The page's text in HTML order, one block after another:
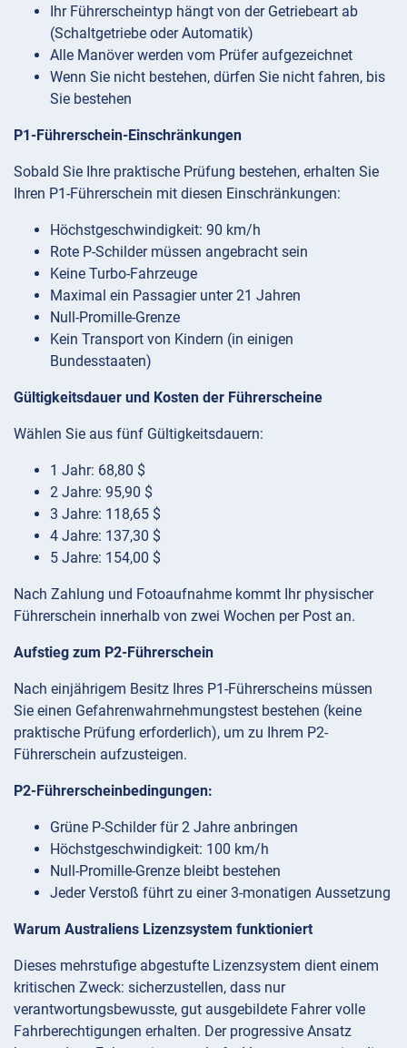
Ihr Führerscheintyp hängt von der Getriebeart ab
(Schaltgetriebe oder Automatik)
Alle Manöver werden vom Prüfer aufgezeichnet
Wenn Sie nicht bestehen, dürfen Sie nicht fahren, bis
Sie bestehen
P1-Führerschein-Einschränkungen
Sobald Sie Ihre praktische Prüfung bestehen, erhalten Sie
Ihren P1-Führerschein mit diesen Einschränkungen:
Höchstgeschwindigkeit: 90 km/h
Rote P-Schilder müssen angebracht sein
Keine Turbo-Fahrzeuge
Maximal ein Passagier unter 21 Jahren
Null-Promille-Grenze
Kein Transport von Kindern (in einigen
Bundesstaaten)
Gültigkeitsdauer und Kosten der Führerscheine
Wählen Sie aus fünf Gültigkeitsdauern:
1 Jahr: 68,80 $
2 Jahre: 95,90 $
3 Jahre: 118,65 $
4 Jahre: 137,30 $
5 Jahre: 154,00 $
Nach Zahlung und Fotoaufnahme kommt Ihr physischer
Führerschein innerhalb von zwei Wochen per Post an.
Aufstieg zum P2-Führerschein
Nach einjährigem Besitz Ihres P1-Führerscheins müssen
Sie einen Gefahrenwahrnehmungstest bestehen (keine
praktische Prüfung erforderlich), um zu Ihrem P2-
Führerschein aufzusteigen.
P2-Führerscheinbedingungen:
Grüne P-Schilder für 2 Jahre anbringen
Höchstgeschwindigkeit: 100 km/h
Null-Promille-Grenze bleibt bestehen
Jeder Verstoß führt zu einer 3-monatigen Aussetzung
Warum Australiens Lizenzsystem funktioniert
Dieses mehrstufige abgestufte Lizenzsystem dient einem
kritischen Zweck: sicherzustellen, dass nur
verantwortungsbewusste, gut ausgebildete Fahrer volle
Fahrberechtigungen erhalten. Der progressive Ansatz